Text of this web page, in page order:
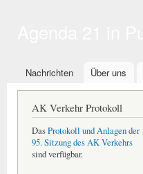
Hauptmenü
Nachrichten Über uns
AK Verkehr Protokoll
DasProtokoll und Anlagen der
95. Sitzung des AK Verkehrs
sind verfügbar.